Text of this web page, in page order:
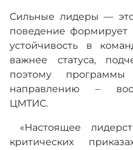
Сильные лидеры —
поведение формирует
устойчивость в
важнее статуса,
поэтому
направлению –
ЦМТИС.
«Настоящее
критических